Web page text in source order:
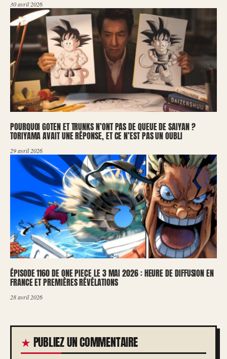
30 avril 2026
POURQUOI GOTEN ET TRUNKS N’ONT PAS DE QUEUE DE SAIYAN ?
TORIYAMA AVAIT UNE RÉPONSE, ET CE N’EST PAS UN OUBLI
29 avril 2026
ÉPISODE 1160 DE ONE PIECE LE 3 MAI 2026 : HEURE DE DIFFUSION EN
FRANCE ET PREMIÈRES RÉVÉLATIONS
28 avril 2026
PUBLIEZ UN COMMENTAIRE